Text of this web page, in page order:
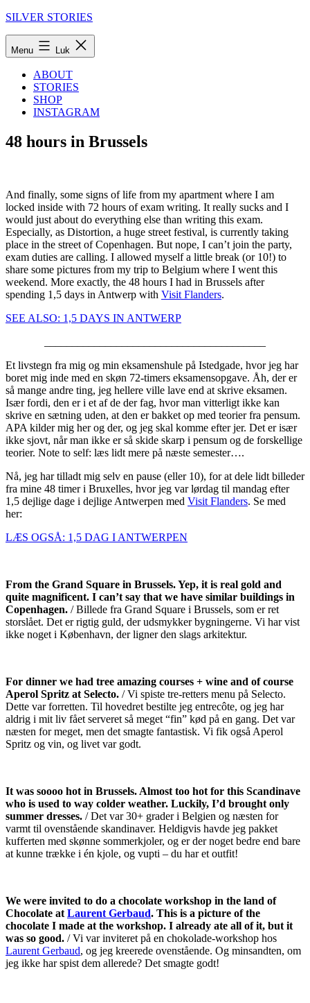
Fortsæt
SILVER STORIES
Menu Luk
ABOUT
STORIES
SHOP
INSTAGRAM
48 hours in Brussels
And finally, some signs of life from my apartment where I am
locked inside with 72 hours of exam writing. It really sucks and I
would just about do everything else than writing this exam.
Especially, as Distortion, a huge street festival, is currently taking
place in the street of Copenhagen. But nope, I can’t join the party,
exam duties are calling. I allowed myself a little break (or 10!) to
share some pictures from my trip to Belgium where I went this
weekend. More exactly, the 48 hours I had in Brussels after
spending 1,5 days in Antwerp with Visit Flanders.
SEE ALSO: 1,5 DAYS IN ANTWERP
Et livstegn fra mig og min eksamenshule på Istedgade, hvor jeg har
boret mig inde med en skøn 72-timers eksamensopgave. Åh, der er
så mange andre ting, jeg hellere ville lave end at skrive eksamen.
Især fordi, den er i et af de der fag, hvor man vitterligt ikke kan
skrive en sætning uden, at den er bakket op med teorier fra pensum.
APA kilder mig her og der, og jeg skal komme efter jer. Det er især
ikke sjovt, når man ikke er så skide skarp i pensum og de forskellige
teorier. Note to self: læs lidt mere på næste semester….
Nå, jeg har tilladt mig selv en pause (eller 10), for at dele lidt billeder
fra mine 48 timer i Bruxelles, hvor jeg var lørdag til mandag efter
1,5 dejlige dage i dejlige Antwerpen med Visit Flanders. Se med
her:
LÆS OGSÅ: 1,5 DAG I ANTWERPEN
From the Grand Square in Brussels. Yep, it is real gold and
quite magnificent. I can’t say that we have similar buildings in
Copenhagen. / Billede fra Grand Square i Brussels, som er ret
storslået. Det er rigtig guld, der udsmykker bygningerne. Vi har vist
ikke noget i København, der ligner den slags arkitektur.
For dinner we had tree amazing courses + wine and of course
Aperol Spritz at Selecto. / Vi spiste tre-retters menu på Selecto.
Dette var forretten. Til hovedret bestilte jeg entrecôte, og jeg har
aldrig i mit liv fået serveret så meget “fin” kød på en gang. Det var
næsten for meget, men det smagte fantastisk. Vi fik også Aperol
Spritz og vin, og livet var godt.
It was soooo hot in Brussels. Almost too hot for this Scandinave
who is used to way colder weather. Luckily, I’d brought only
summer dresses. / Det var 30+ grader i Belgien og næsten for
varmt til ovenstående skandinaver. Heldigvis havde jeg pakket
kufferten med skønne sommerkjoler, og er der noget bedre end bare
at kunne trække i én kjole, og vupti – du har et outfit!
We were invited to do a chocolate workshop in the land of
Chocolate at Laurent Gerbaud. This is a picture of the
chocolate I made at the workshop. I already ate all of it, but it
was so good. / Vi var inviteret på en chokolade-workshop hos
Laurent Gerbaud, og jeg kreerede ovenstående. Og minsandten, om
jeg ikke har spist dem allerede? Det smagte godt!